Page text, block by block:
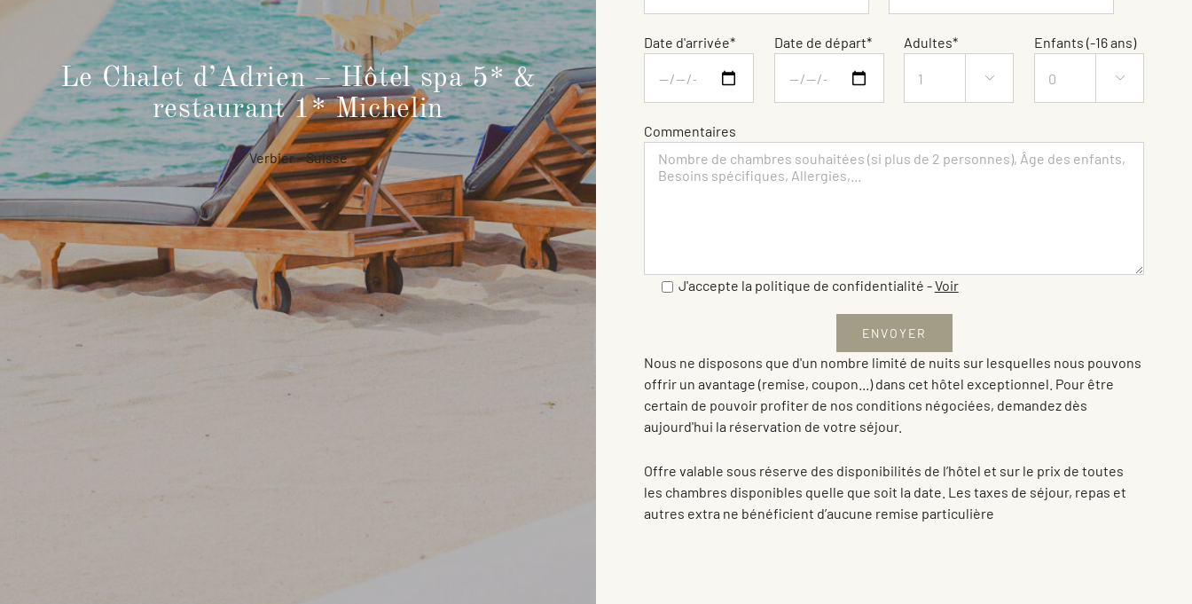
Le Chalet d’Adrien – Hôtel spa 5* &
restaurant 1* Michelin
Verbier – Suisse
Date d'arrivée* Date de départ* Adultes*

Enfants (-16 ans)

Commentaires
J'accepte la politique de confidentialité -Voir
Nous ne disposons que d'un nombre limité de nuits sur lesquelles nous pouvons
offrir un avantage (remise, coupon...) dans cet hôtel exceptionnel. Pour être
certain de pouvoir profiter de nos conditions négociées, demandez dès
aujourd'hui la réservation de votre séjour.
Offre valable sous réserve des disponibilités de l’hôtel et sur le prix de toutes
les chambres disponibles quelle que soit la date. Les taxes de séjour, repas et
autres extra ne bénéficient d’aucune remise particulière